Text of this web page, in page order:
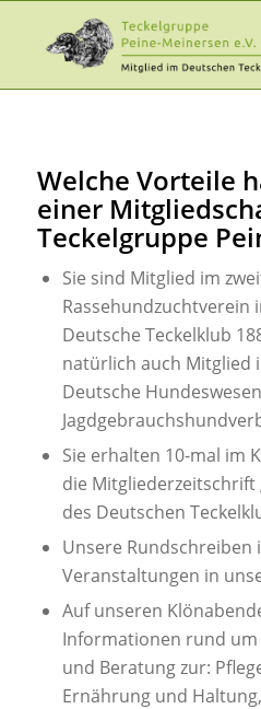
Welche Vorteile
einer
Teckelgruppe
Sie sind Mitglied im
Rassehundzuchtverein
Deutsche Teckelklub
natürlich auch Mitglied
Deutsche
Sie erhalten 10-mal im
die Mitgliederzeitschrift
des Deutschen
Unsere
Veranstaltungen in
Auf unseren
Informationen rund um
und Beratung zur:
Ernährung und